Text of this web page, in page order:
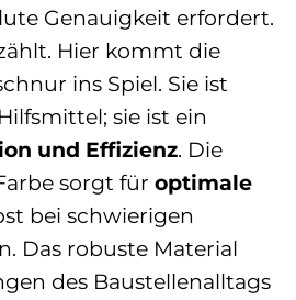
Genauigkeit erfordert.
Hier kommt die
ins Spiel. Sie ist
sie ist ein
und Effizienz. Die
sorgt für optimale
bei schwierigen
Das robuste Material
des Baustellenalltags